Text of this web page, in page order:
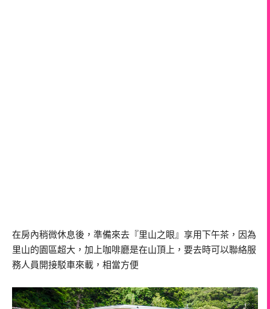
在房內稍微休息後，準備來去『里山之眼』享用下午茶，因為
里山的園區超大，加上咖啡廳是在山頂上，要去時可以聯絡服
務人員開接駁車來載，相當方便